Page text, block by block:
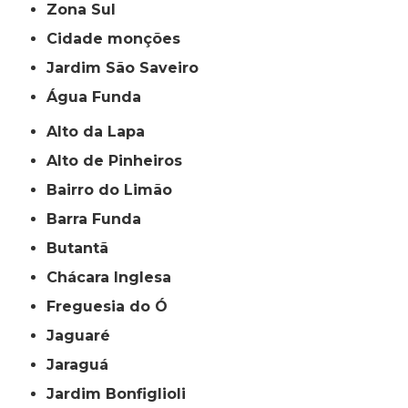
Zona Sul
cidade monções
jardim São Saveiro
Água Funda
Alto da Lapa
Alto de Pinheiros
Bairro do Limão
Barra Funda
Butantã
Chácara Inglesa
Freguesia do Ó
Jaguaré
Jaraguá
Jardim Bonfiglioli